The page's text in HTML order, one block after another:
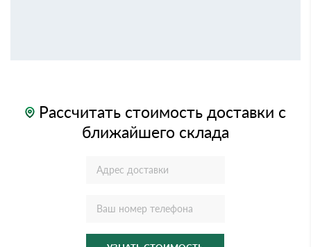
Рассчитать стоимость доставки с
ближайшего склада